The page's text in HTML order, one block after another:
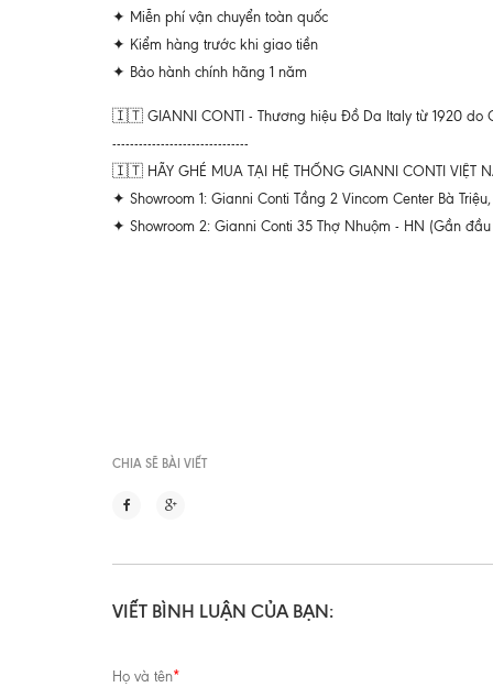
✦ Miễn phí vận chuyển toàn quốc
✦ Kiểm hàng trước khi giao tiền
✦ Bảo hành chính hãng 1 năm
🇮🇹 GIANNI CONTI - Thương hiệu Đồ Da Italy từ 1920 do
-------------------------------
🇮🇹 HÃY GHÉ MUA TẠI HỆ THỐNG GIANNI CONTI VIỆT
✦ Showroom 1: Gianni Conti Tầng 2 Vincom Center Bà
✦ Showroom 2: Gianni Conti 35 Thợ Nhuộm - HN (Gần đầu
CHIA SẼ BÀI VIẾT
VIẾT BÌNH LUẬN CỦA BẠN:
Họ và tên*